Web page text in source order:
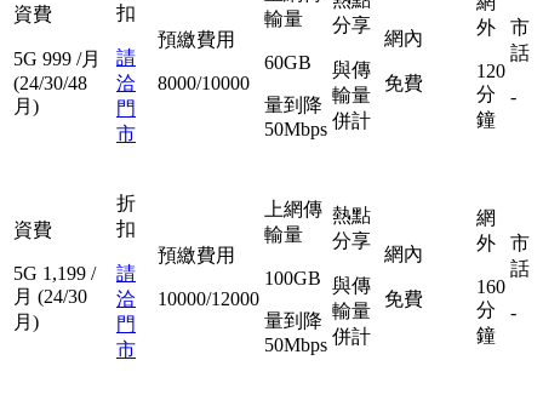
資費
5G 999 /月
(24/30/48
月)
扣
請
洽
門
市
預繳費用
8000/10000
輸量
60GB
量到降
50Mbps
分享
與傳
輸量
併計
網內
免費
外
120
分
鐘
市
話
-
資費
5G 1,199 /
月 (24/30
月)
折
扣
請
洽
門
市
預繳費用
10000/12000
上網傳
輸量
100GB
量到降
50Mbps
熱點
分享
與傳
輸量
併計
網內
免費
網
外
160
分
鐘
市
話
-